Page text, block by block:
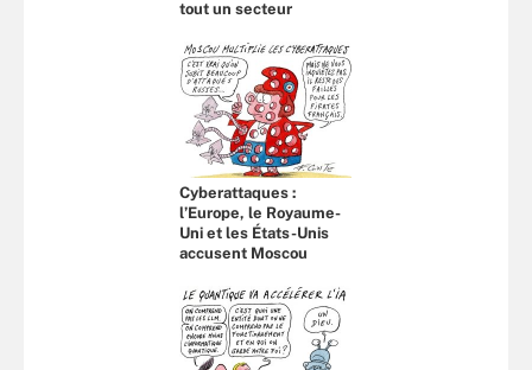
tout un secteur
Cyberattaques :
l’Europe, le Royaume-
Uni et les États-Unis
accusent Moscou